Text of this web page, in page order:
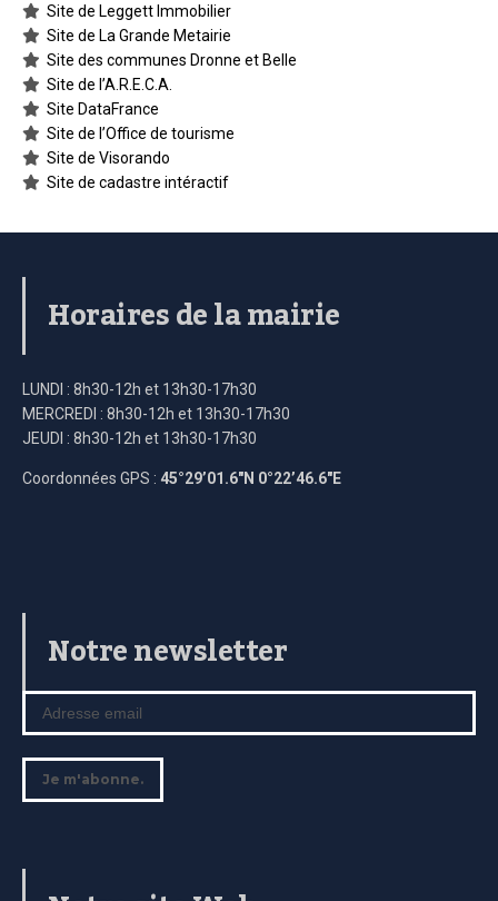
Site de Leggett Immobilier
Site de La Grande Metairie
Site des communes Dronne et Belle
Site de l’A.R.E.C.A.
Site DataFrance
Site de l’Office de tourisme
Site de Visorando
Site de cadastre intéractif
Horaires de la mairie
LUNDI : 8h30-12h et 13h30-17h30
MERCREDI : 8h30-12h et 13h30-17h30
JEUDI : 8h30-12h et 13h30-17h30
Coordonnées GPS : 45°29’01.6″N 0°22’46.6″E
Notre newsletter